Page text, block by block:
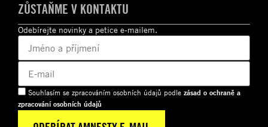
ZŮSTAŇME V KONTAKTU
Odebírejte novinky a petice e-mailem.
Souhlasím se zpracováním osobních údajů podle zásad o ochraně a
zpracování osobních údajů